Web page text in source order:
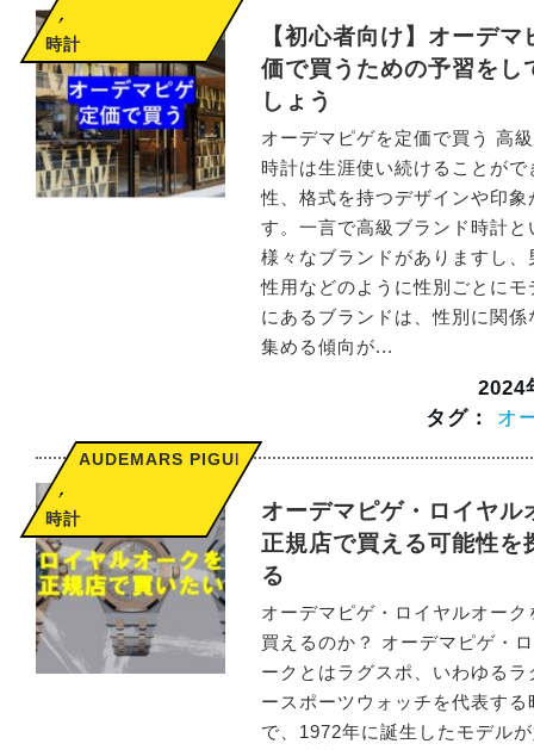
,
時計
【初心者向け】オーデマ
価で買うための予習をし
しょう
オーデマピゲを定価で買う 高
時計は生涯使い続けることがで
性、格式を持つデザインや印象
す。一言で高級ブランド時計と
様々なブランドがありますし、
性用などのように性別ごとにモ
にあるブランドは、性別に関係
集める傾向が...
2024
タグ：
オ
AUDEMARS PIGUET
,
時計
オーデマピゲ・ロイヤル
正規店で買える可能性を
る
オーデマピゲ・ロイヤルオーク
買えるのか？ オーデマピゲ・
ークとはラグスポ、いわゆるラ
ースポーツウォッチを代表する
で、1972年に誕生したモデル